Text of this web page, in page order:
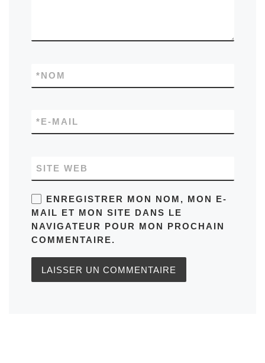
NOM
*
E-MAIL
*
SITE WEB
ENREGISTRER MON NOM, MON E-
MAIL ET MON SITE DANS LE
NAVIGATEUR POUR MON PROCHAIN
COMMENTAIRE.